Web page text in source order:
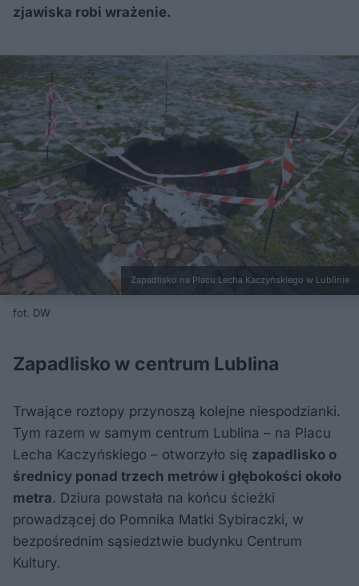
zjawiska robi wrażenie.
Zapadlisko na Placu Lecha Kaczyńskiego w Lublinie
fot. DW
Zapadlisko w centrum Lublina
Trwające roztopy przynoszą kolejne niespodzianki.
Tym razem w samym centrum Lublina – na Placu
Lecha Kaczyńskiego – otworzyło się zapadlisko o
średnicy ponad trzech metrów i głębokości około
metra. Dziura powstała na końcu ścieżki
prowadzącej do Pomnika Matki Sybiraczki, w
bezpośrednim sąsiedztwie budynku Centrum
Kultury.